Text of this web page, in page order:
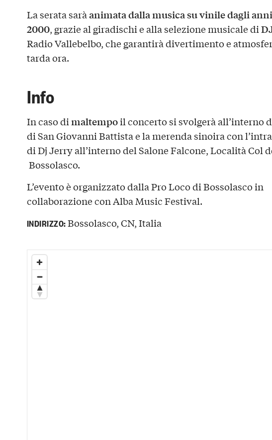
La serata saràanimata dalla musica su vinile dagli anni
2000, grazie al giradischi e alla selezione musicale di
Radio Vallebelbo, che garantirà divertimento e
tarda ora.
Info
In caso dimaltempoil concerto si svolgerà all’interno
di San Giovanni Battista e la merenda sinoira con
di Dj Jerry all’interno del Salone Falcone, Località Col
Bossolasco.
L’evento è organizzato dalla Pro Loco di Bossolasco in
collaborazione con Alba Music Festival.
INDIRIZZO:Bossolasco, CN, Italia